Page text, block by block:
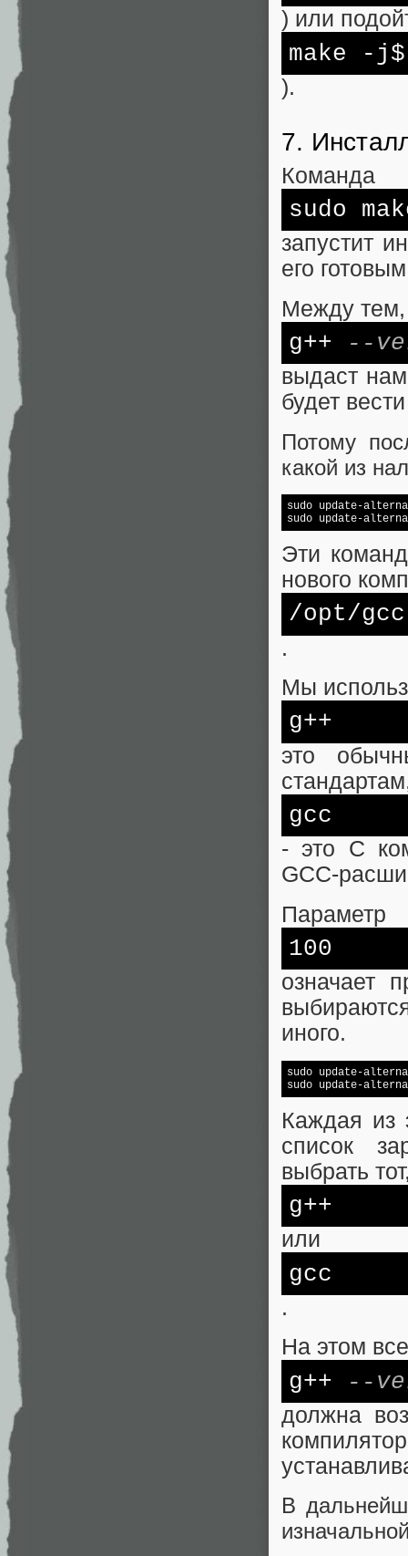
) или
make -
).
7.
Команда
sudo
запустит
его
Между
g++ --
выдаст
будет
Потому
какой из
sudo update-
sudo update-
Эти
нового
/opt/gcc
.
Мы
g++
это
gcc
- это C
GCC-
Параметр
100
означает
иного.
sudo update-
sudo update-
Каждая из
список
выбрать
g++
или
gcc
.
На этом
g++ --
должна
В